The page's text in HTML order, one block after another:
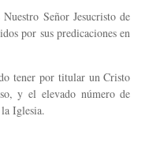
Señor Jesucristo de
por sus predicaciones en
tener por titular un Cristo
y el elevado número de
Iglesia.